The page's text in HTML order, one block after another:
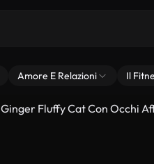
Amore E Relazioni Il
Ginger Fluffy Cat Con Occhi